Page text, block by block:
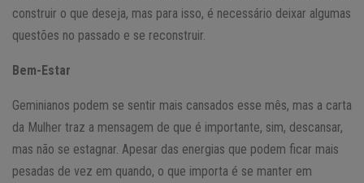
construir o que deseja, mas para isso, é necessário deixar algumas
questões no passado e se reconstruir.
Bem-Estar
Geminianos podem se sentir mais cansados esse mês, mas a carta
da Mulher traz a mensagem de que é importante, sim, descansar,
mas não se estagnar. Apesar das energias que podem ficar mais
pesadas de vez em quando, o que importa é se manter em